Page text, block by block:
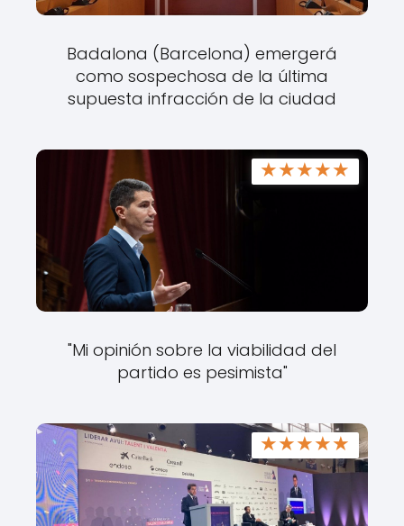
Badalona (Barcelona) emergerá
como sospechosa de la última
supuesta infracción de la ciudad
★★★★★
"Mi opinión sobre la viabilidad del
partido es pesimista"
★★★★★